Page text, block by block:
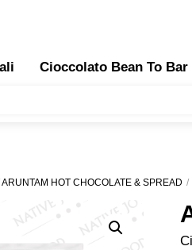
Cioccolato Bean To Bar
ARUNTAM HOT CHOCOLATE & SPREAD